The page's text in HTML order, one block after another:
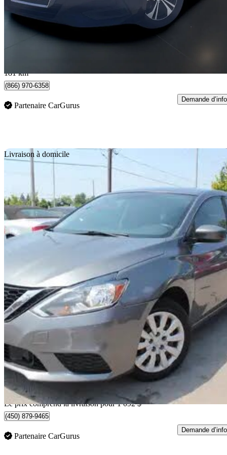
14 777 $
181 km
(866) 970-6358
Partenaire CarGurus
Demande d’info
Livraison à domicile
2018 Nissan Sentra
S FWD
10 069 $ Bonne
177 $/mois env.
Livraison à domicile de Sainte-Catherine, QC
Le prix comprend la livraison pour 1 092 $
(450) 879-9465
Partenaire CarGurus
Demande d’info